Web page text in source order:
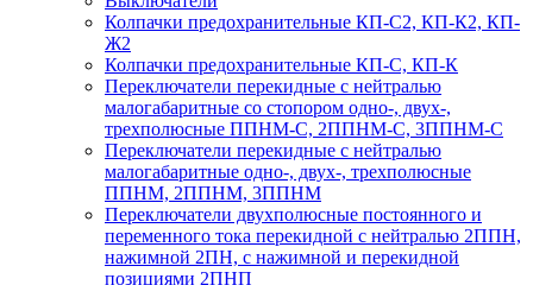
Колпачки предохранительные КП-С2, КП-К2, КП-
Ж2
Колпачки предохранительные КП-С, КП-К
Переключатели перекидные с нейтралью
малогабаритные со стопором одно-, двух-,
трехполюсные ППНМ-С, 2ППНМ-С, 3ППНМ-С
Переключатели перекидные с нейтралью
малогабаритные одно-, двух-, трехполюсные
ППНМ, 2ППНМ, 3ППНМ
Переключатели двухполюсные постоянного и
переменного тока перекидной с нейтралью 2ППН,
нажимной 2ПН, с нажимной и перекидной
позициями 2ПНП